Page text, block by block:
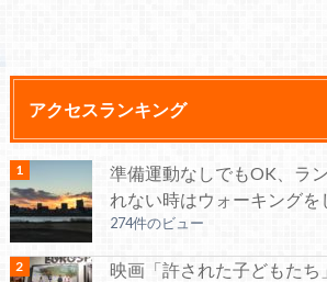
アクセスランキング
準備運動なしでもOK、ラ
れない時はウォーキングを
274件のビュー
映画「許された子どもたち